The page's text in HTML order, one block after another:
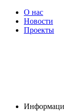
О нас
Новости
Проекты